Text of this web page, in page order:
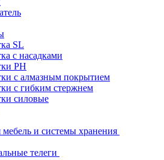
SL
с насадками
PH
с алмазным покрытием
с гибким стержнем
силовые
мебель и системы хранения
телеги